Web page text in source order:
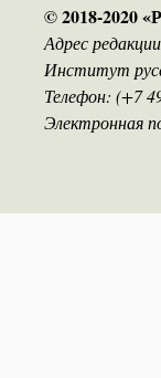
© 2018-2020
Адрес
Институт
Телефон: (+7
Электронная